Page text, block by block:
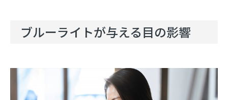
ブルーライトが与える目の影響